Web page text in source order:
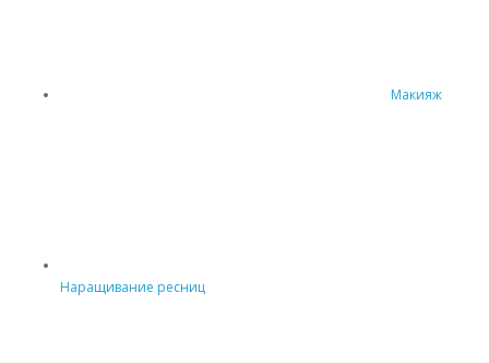
Макияж
Наращивание ресниц